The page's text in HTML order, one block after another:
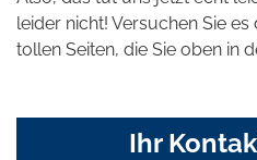
leider nicht! Versuchen Sie
tollen Seiten, die Sie oben in
Ihr